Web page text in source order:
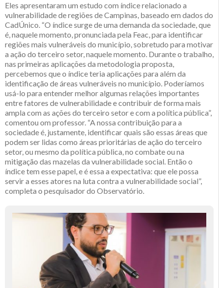
Eles apresentaram um estudo com índice relacionado a
vulnerabilidade de regiões de Campinas, baseado em dados do
CadÚnico. “O índice surge de uma demanda da sociedade, que
é, naquele momento, pronunciada pela Feac, para identificar
regiões mais vulneráveis do município, sobretudo para motivar
a ação do terceiro setor, naquele momento. Durante o trabalho,
nas primeiras aplicações da metodologia proposta,
percebemos que o índice teria aplicações para além da
identificação de áreas vulneráveis no município. Poderíamos
usá-lo para entender melhor algumas relações importantes
entre fatores de vulnerabilidade e contribuir de forma mais
ampla com as ações do terceiro setor e com a política pública”,
comentou om professor. “A nossa contribuição para a
sociedade é, justamente, identificar quais são essas áreas que
podem ser lidas como áreas prioritárias de ação do terceiro
setor, ou mesmo da política pública, no combate ou na
mitigação das mazelas da vulnerabilidade social. Então o
índice tem esse papel, e é essa a expectativa: que ele possa
servir a esses atores na luta contra a vulnerabilidade social”,
completa o pesquisador do Observatório.